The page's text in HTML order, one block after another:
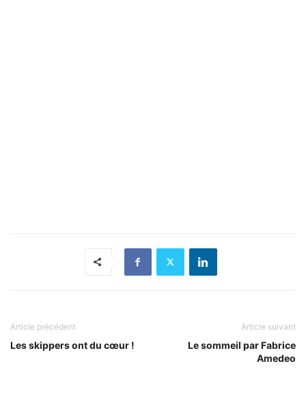
Article précédent
Les skippers ont du cœur !
Article suivant
Le sommeil par Fabrice
Amedeo